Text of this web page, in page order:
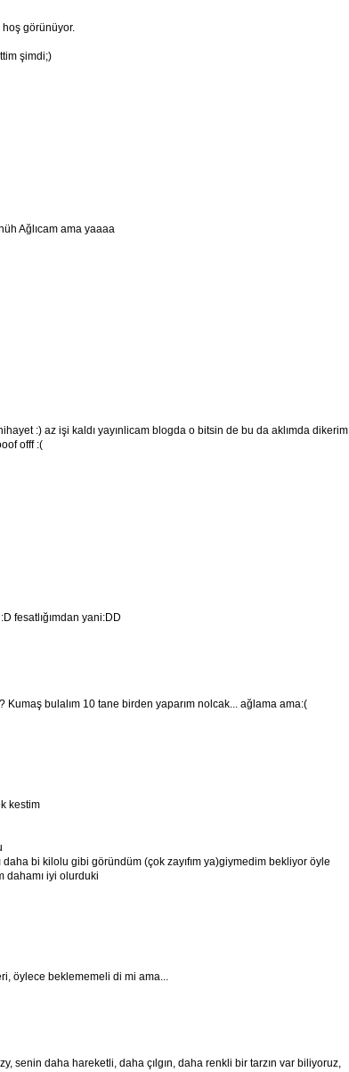
görünüyor.
şimdi;)
Ağlıcam ama yaaaa
:) az işi kaldı yayınlicam blogda o bitsin de bu da aklımda dikerim
offf :(
fesatlığımdan yani:DD
Kumaş bulalım 10 tane birden yaparım nolcak... ağlama ama:(
kestim
bi kilolu gibi göründüm (çok zayıfım ya)giymedim bekliyor öyle
dahamı iyi olurduki
öylece beklememeli di mi ama...
senin daha hareketli, daha çılgın, daha renkli bir tarzın var biliyoruz,